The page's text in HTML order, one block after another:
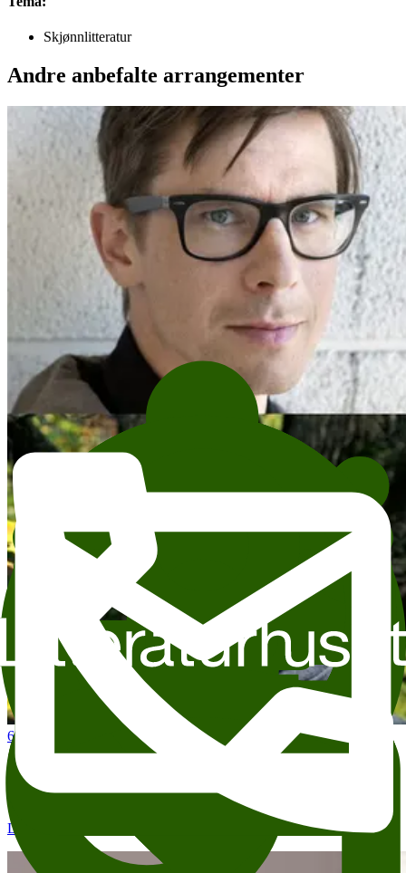
Skjønnlitteratur
Andre anbefalte arrangementer
6. aug.
Poesi-snikkikk
Wergeland
Litteraturhuset